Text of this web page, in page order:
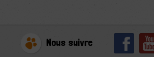
Nous suivre